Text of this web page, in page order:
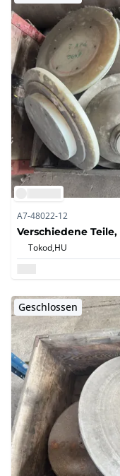
A7-48022-12
Verschiedene
Tokod,HU
Geschlossen